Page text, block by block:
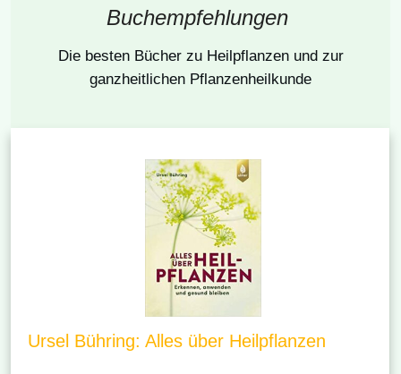
Buchempfehlungen
Die besten Bücher zu Heilpflanzen und zur
ganzheitlichen Pflanzenheilkunde
Ursel Bühring: Alles über Heilpflanzen